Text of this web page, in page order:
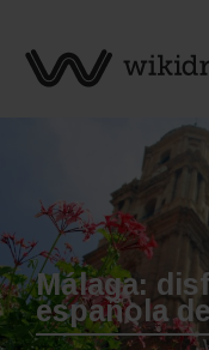
Málaga:
española